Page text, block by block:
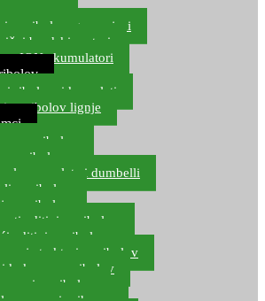
za ribolov, gumenjaci
brodski motori
ION akumulatori
ribolovni kompleti
za ribolov lignje
za ribolov
za ribolov
lovne pelete i dumbelli
za ribolov
za ribolov
aditivi za ribolov
aditivi za ribolov
sprej atraktori za ribolov
kukuruz za ribolov
za ribolov